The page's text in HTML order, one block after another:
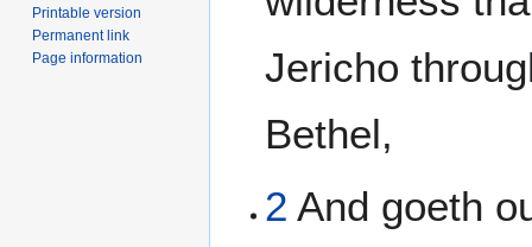
Jericho
Bethel,
2 And goeth
Printable version
Permanent link
Page information